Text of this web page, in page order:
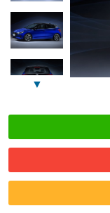
▼